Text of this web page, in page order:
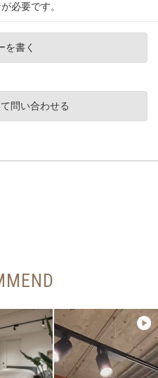
が必要です。
を書く
問い合わせる